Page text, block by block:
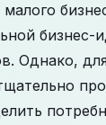
малого
бизнес-
Однако,